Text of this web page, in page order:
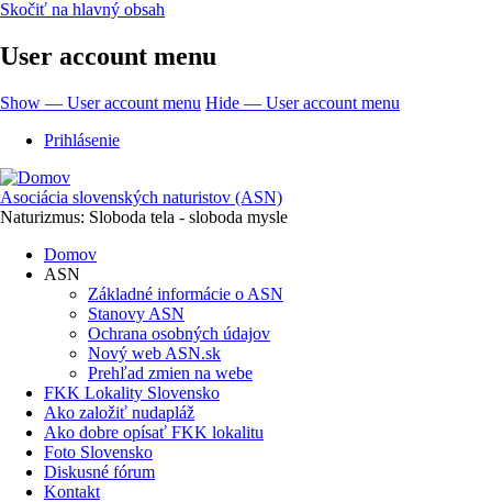
Skočiť na hlavný obsah
User account menu
Show — User account menu Hide — User account menu
Prihlásenie
Asociácia slovenských naturistov (ASN)
Naturizmus: Sloboda tela - sloboda mysle
Domov
ASN
Základné informácie o ASN
Stanovy ASN
Ochrana osobných údajov
Nový web ASN.sk
Prehľad zmien na webe
FKK Lokality Slovensko
Ako založiť nudapláž
Ako dobre opísať FKK lokalitu
Foto Slovensko
Diskusné fórum
Kontakt